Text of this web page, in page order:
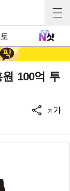
원 100억 투
가가